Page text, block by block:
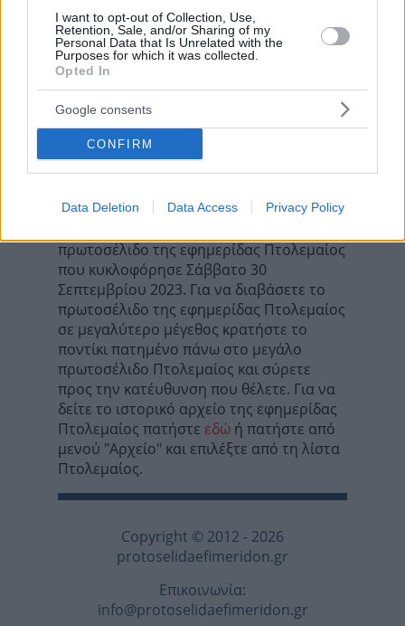
I want to opt-out of Collection, Use,
Retention, Sale, and/or Sharing of my
Personal Data that Is Unrelated with the
Purposes for which it was collected.
Opted In
Google consents
CONFIRM
Data Deletion Data Access Privacy Policy
Προηγούμενη
Πρωινή Κοζάνης
Ο Χρόνος Κοζάνης
Τα σχόλια έχουν απενεργοποιηθεί για
πρωτοσέλιδο της εφημερίδας Πτολεμαίος
που κυκλοφόρησε Σάββατο 30
Σεπτεμβρίου 2023. Για να διαβάσετε το
πρωτοσέλιδο της εφημερίδας Πτολεμαίος
σε μεγαλύτερο μέγεθος κρατήστε το
ποντίκι πατημένο πάνω στο μεγάλο
πρωτοσέλιδο Πτολεμαίος και σύρετε
προς την κατέυθυνση που θέλετε. Για να
δείτε το ιστορικό αρχείο της εφημερίδας
Πτολεμαίος πατήστε εδώ ή πατήστε από
μενού "Αρχείο" και επιλέξτε από τη λίστα
Πτολεμαίος.
Copyright © 2012 - 2026
protoselidaefimeridon.gr
Επικοινωνία:
info@protoselidaefimeridon.gr